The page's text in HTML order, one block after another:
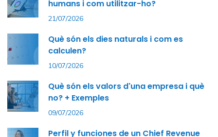
humans i com utilitzar-ho?
21/07/2026
Què són els dies naturals i com es
calculen?
10/07/2026
Què són els valors d'una empresa i què
no? + Exemples
09/07/2026
Perfil y funciones de un Chief Revenue